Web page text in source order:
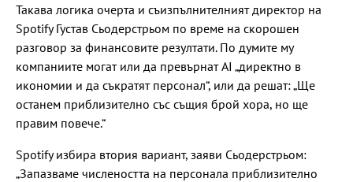
Такава логика очерта и съизпълнителният директор на
Spotify Густав Сьодерстрьом по време на скорошен
разговор за финансовите резултати. По думите му
компаниите могат или да превърнат AI „директно в
икономии и да съкратят персонал“, или да решат: „Ще
останем приблизително със същия брой хора, но ще
правим повече.“
Spotify избира втория вариант, заяви Сьодерстрьом:
„Запазваме числеността на персонала приблизително